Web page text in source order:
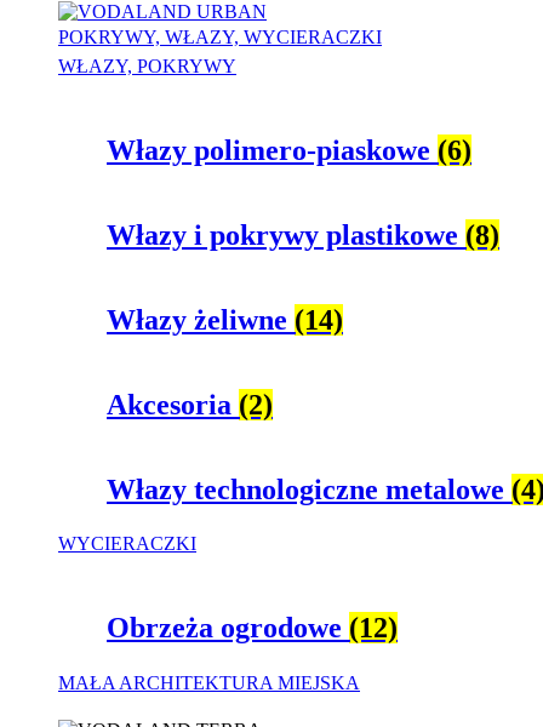
POKRYWY, WŁAZY, WYCIERACZKI
WŁAZY, POKRYWY
Włazy polimero-piaskowe (6)
Włazy i pokrywy plastikowe (8)
Włazy żeliwne (14)
Akcesoria (2)
Włazy technologiczne metalowe
WYCIERACZKI
Obrzeża ogrodowe (12)
MAŁA ARCHITEKTURA MIEJSKA